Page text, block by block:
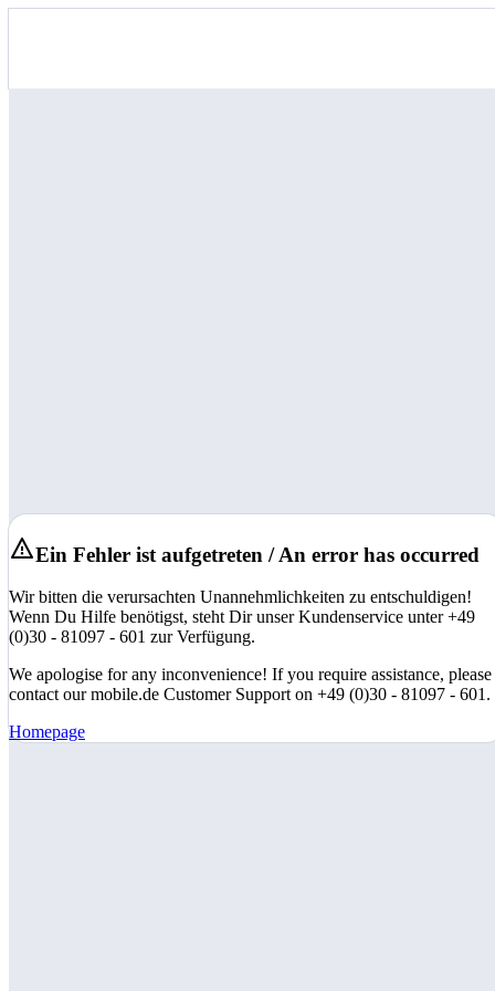
Ein Fehler ist aufgetreten / An error has occurred
Wir bitten die verursachten Unannehmlichkeiten zu entschuldigen!
Wenn Du Hilfe benötigst, steht Dir unser Kundenservice unter +49
(0)30 - 81097 - 601 zur Verfügung.
We apologise for any inconvenience! If you require assistance, please
contact our mobile.de Customer Support on +49 (0)30 - 81097 - 601.
Homepage